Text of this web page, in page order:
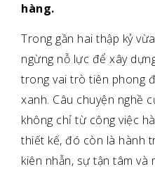
hàng.
Trong gần hai thập kỷ
ngừng nỗ lực để xây
trong vai trò tiên phong
xanh. Câu chuyện nghề
không chỉ từ công việc
thiết kế, đó còn là hành
kiên nhẫn, sự tận tâm và